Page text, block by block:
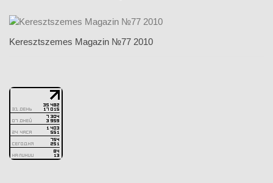
Keresztszemes Magazin №77 2010